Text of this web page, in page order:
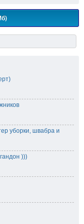
уборки, швабра и
)))